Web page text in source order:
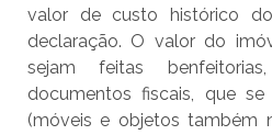
valor de custo histórico
declaração. O valor do
sejam feitas
documentos fiscais, que
(móveis e objetos também